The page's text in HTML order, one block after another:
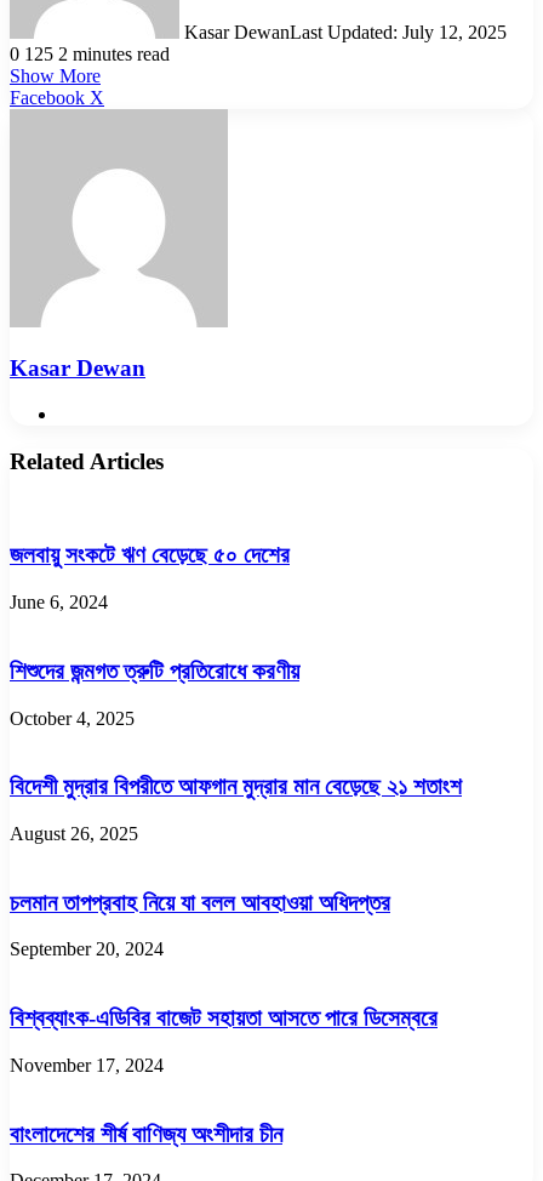
Kasar DewanLast Updated: July 12, 2025
0 125 2 minutes read
Show More
Facebook X
Kasar Dewan
Related Articles
জলবায়ু সংকটে ঋণ বেড়েছে ৫০ দেশের
June 6, 2024
শিশুদের জন্মগত ত্রুটি প্রতিরোধে করণীয়
October 4, 2025
বিদেশী মুদ্রার বিপরীতে আফগান মুদ্রার মান বেড়েছে ২১ শতাংশ
August 26, 2025
চলমান তাপপ্রবাহ নিয়ে যা বলল আবহাওয়া অধিদপ্তর
September 20, 2024
বিশ্বব্যাংক-এডিবির বাজেট সহায়তা আসতে পারে ডিসেম্বরে
November 17, 2024
বাংলাদেশের শীর্ষ বাণিজ্য অংশীদার চীন